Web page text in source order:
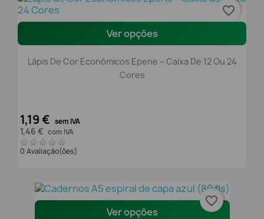
Ver opções
Lápis De Cor Económicos Epene – Caixa De 12 Ou 24
Cores
1,19 € sem IVA
1,46 € com IVA
0 Avaliação(ões)
favorite_border
Ver opções
favorite_border